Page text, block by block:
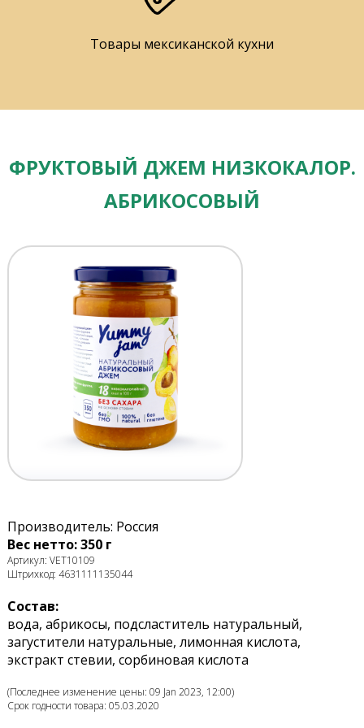
Товары мексиканской кухни
ФРУКТОВЫЙ ДЖЕМ НИЗКОКАЛОР.
АБРИКОСОВЫЙ
Производитель: Россия
Вес нетто: 350 г
Артикул: VET10109
Штрихкод: 4631111135044
Состав:
вода, абрикосы, подсластитель натуральный,
загустители натуральные, лимонная кислота,
экстракт стевии, сорбиновая кислота
(Последнее изменение цены: 09 Jan 2023, 12:00)
Срок годности товара: 05.03.2020